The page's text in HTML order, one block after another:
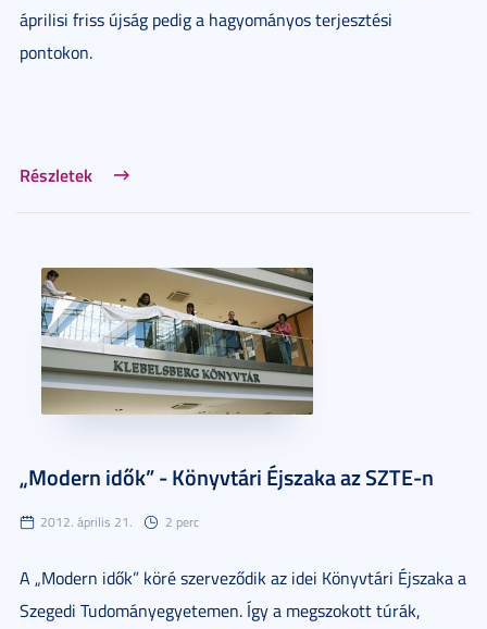
áprilisi friss újság pedig a hagyományos terjesztési
pontokon.
Részletek
„Modern idők” - Könyvtári Éjszaka az SZTE-n
2012. április 21. 2 perc
A „Modern idők” köré szerveződik az idei Könyvtári Éjszaka a
Szegedi Tudományegyetemen. Így a megszokott túrák,